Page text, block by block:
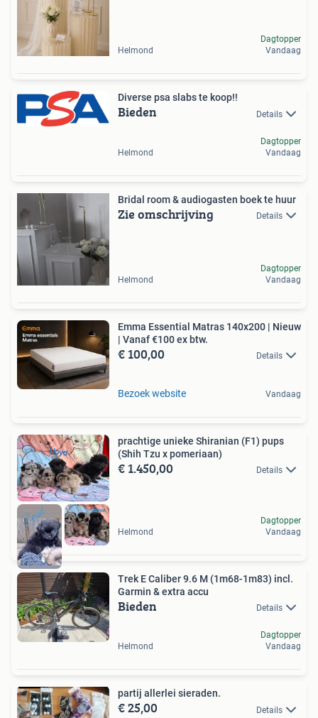
Helmond
Dagtopper
Vandaag
Diverse psa slabs te koop!!
Bieden Details
Helmond
Dagtopper
Vandaag
Bridal room & audiogasten boek te huur
Zie omschrijving Details
Helmond
Dagtopper
Vandaag
Emma Essential Matras 140x200 | Nieuw
| Vanaf €100 ex btw.
€ 100,00 Details
Bezoek website Vandaag
prachtige unieke Shiranian (F1) pups
(Shih Tzu x pomeriaan)
€ 1.450,00 Details
Helmond
Dagtopper
Vandaag
Trek E Caliber 9.6 M (1m68-1m83) incl.
Garmin & extra accu
Bieden Details
Helmond
Dagtopper
Vandaag
partij allerlei sieraden.
€ 25,00 Details